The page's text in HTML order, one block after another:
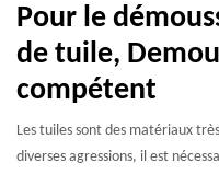
Pour le
de tuile,
compétent
Les tuiles sont des matériaux
diverses agressions, il est